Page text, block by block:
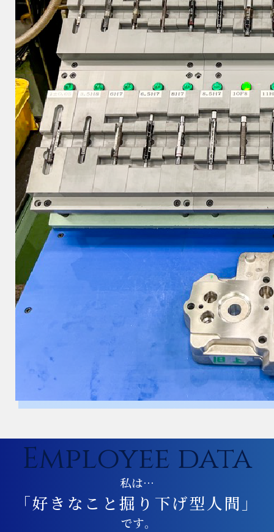
Employee data
私は…
「好きなこと掘り下げ型人間」
です。